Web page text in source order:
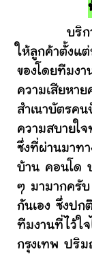
บริกา
ให้ลูกค้าตั้งแ
ของโดยทีมง
ความเสียหา
สำเนาบัตรคน
ความสบายใ
ซึ่งที่ผ่านมาทา
บ้าน คอนโด
ๆ มามากครั
กันเอง ซึ่งปก
ทีมงานที่ไว้ใ
กรุงเทพ ปริ